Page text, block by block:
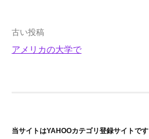
ビ
古い投稿
アメリカの大学で
当サイトはYAHOOカテゴリ登録サイトです